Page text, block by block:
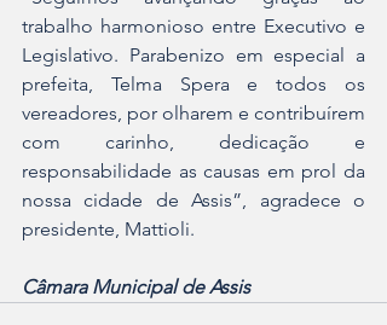
trabalho harmonioso entre Executivo e
Legislativo. Parabenizo em especial a
prefeita, Telma Spera e todos os
vereadores, por olharem e contribuírem
com carinho, dedicação e
responsabilidade as causas em prol da
nossa cidade de Assis”, agradece o
presidente, Mattioli.
Câmara Municipal de Assis